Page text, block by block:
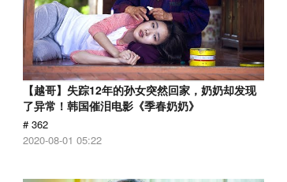
【越哥】失踪12年的孙女突然回家，奶奶却发现
了异常！韩国催泪电影《季春奶奶》
# 362
2020-08-01 05:22